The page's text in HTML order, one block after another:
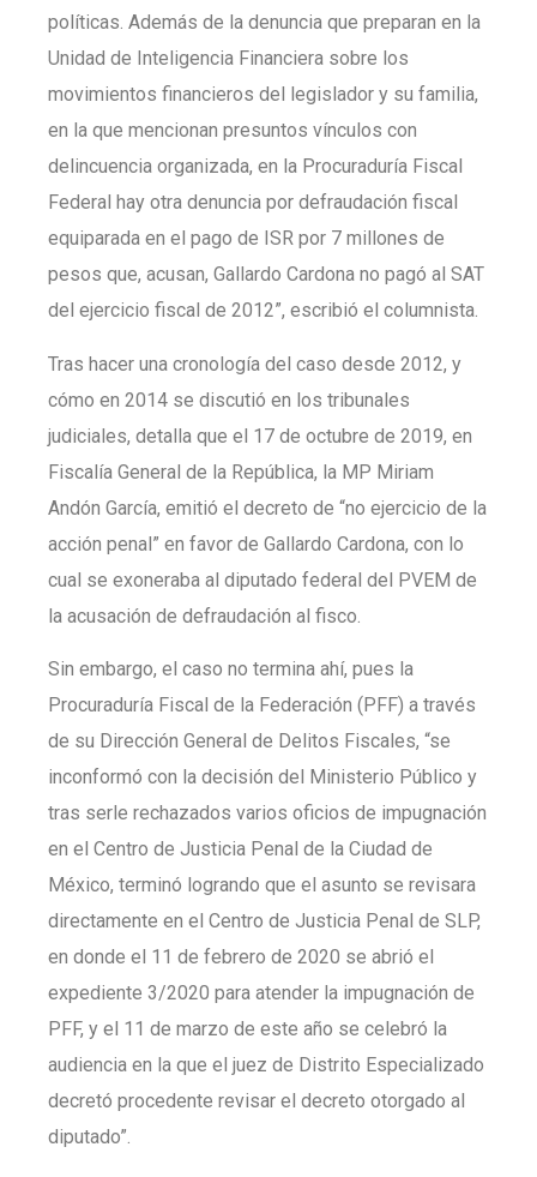
políticas. Además de la denuncia que preparan en la
Unidad de Inteligencia Financiera sobre los
movimientos financieros del legislador y su familia,
en la que mencionan presuntos vínculos con
delincuencia organizada, en la Procuraduría Fiscal
Federal hay otra denuncia por defraudación fiscal
equiparada en el pago de ISR por 7 millones de
pesos que, acusan, Gallardo Cardona no pagó al SAT
del ejercicio fiscal de 2012”, escribió el columnista.
Tras hacer una cronología del caso desde 2012, y
cómo en 2014 se discutió en los tribunales
judiciales, detalla que el 17 de octubre de 2019, en
Fiscalía General de la República, la MP Miriam
Andón García, emitió el decreto de “no ejercicio de la
acción penal” en favor de Gallardo Cardona, con lo
cual se exoneraba al diputado federal del PVEM de
la acusación de defraudación al fisco.
Sin embargo, el caso no termina ahí, pues la
Procuraduría Fiscal de la Federación (PFF) a través
de su Dirección General de Delitos Fiscales, “se
inconformó con la decisión del Ministerio Público y
tras serle rechazados varios oficios de impugnación
en el Centro de Justicia Penal de la Ciudad de
México, terminó logrando que el asunto se revisara
directamente en el Centro de Justicia Penal de SLP,
en donde el 11 de febrero de 2020 se abrió el
expediente 3/2020 para atender la impugnación de
PFF, y el 11 de marzo de este año se celebró la
audiencia en la que el juez de Distrito Especializado
decretó procedente revisar el decreto otorgado al
diputado”.